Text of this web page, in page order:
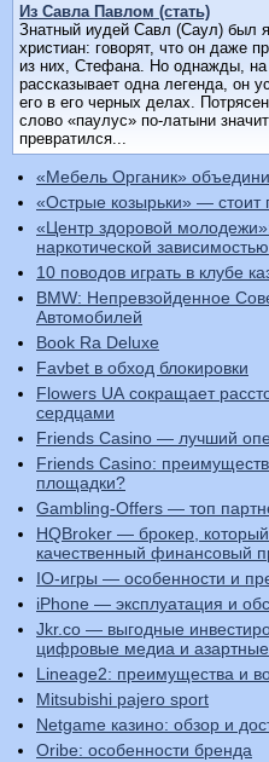
Из Савла Павлом (стать)
Знатный иудей Савл (Саул) был
христиан: говорят, что он даже
из них, Стефана. Но однажды, на
рассказывает одна легенда, он
его в его черных делах.
слово «паулус» по-латыни
превратился...
«Мебель Органик»
«Острые козырьки» — стоит
«Центр здоровой
наркотической зависимостью
10 поводов играть в клубе
BMW: Непревзойденное
Автомобилей
Book Ra Deluxe
Favbet в обход блокировки
Flowers UA сокращает
сердцами
Friends Casino — лучший
Friends Casino:
площадки?
Gambling-Offers — топ
HQBroker — брокер,
качественный финансовый
IO-игры — особенности и
iPhone — эксплуатация и
Jkr.co — выгодные
цифровые медиа и
Lineage2: преимущества и
Mitsubishi pajero sport
Netgame казино: обзор и
Oribe: особенности бренда